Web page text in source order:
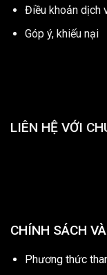
Điều khoản dịch
Góp ý, khiếu nại
LIÊN HỆ VỚI
CHÍNH SÁCH
Phương thức